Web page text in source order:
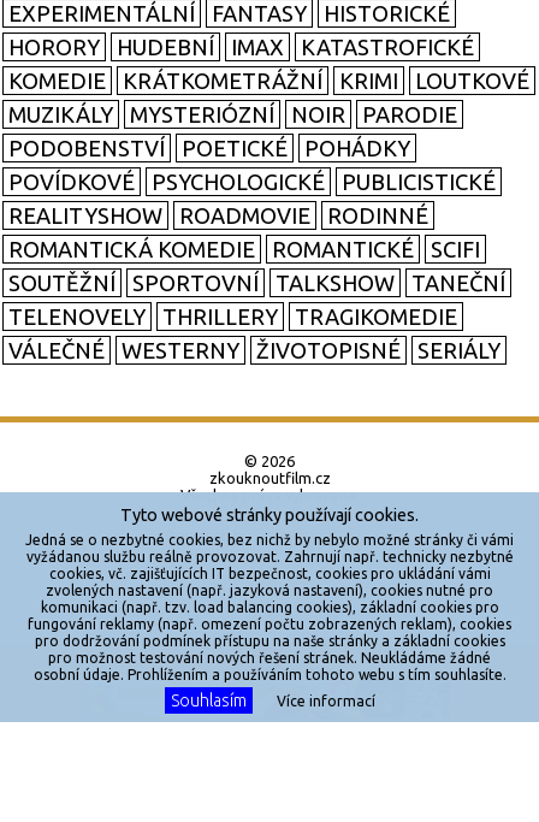
X
EXPERIMENTÁLNÍ
FANTASY
HISTORICKÉ
HORORY
HUDEBNÍ IMAX
KATASTROFICKÉ
KOMEDIE
KRÁTKOMETRÁŽNÍ KRIMI
LOUTKOVÉ
MUZIKÁLY
MYSTERIÓZNÍ NOIR
PARODIE
PODOBENSTVÍ
POETICKÉ
POHÁDKY
POVÍDKOVÉ
PSYCHOLOGICKÉ
PUBLICISTICKÉ
REALITYSHOW
ROADMOVIE
RODINNÉ
ROMANTICKÁ KOMEDIE
ROMANTICKÉ
SCIFI
SOUTĚŽNÍ
SPORTOVNÍ TALKSHOW
TANEČNÍ
TELENOVELY
THRILLERY
TRAGIKOMEDIE
VÁLEČNÉ
WESTERNY ŽIVOTOPISNÉ SERIÁLY
© 2026
zkouknoutfilm.cz
Všechna práva vyhrazena.
Powered by
Reklama
Sítě
Redakce
Jakékoliv užití obsahu je bez souhlasu provozovatele zakázáno.
Tyto webové stránky používají cookies.
Jedná se o nezbytné cookies, bez nichž by nebylo možné stránky či vámi
vyžádanou službu reálně provozovat. Zahrnují např. technicky nezbytné
cookies, vč. zajišťujících IT bezpečnost, cookies pro ukládání vámi
zvolených nastavení (např. jazyková nastavení), cookies nutné pro
komunikaci (např. tzv. load balancing cookies), základní cookies pro
fungování reklamy (např. omezení počtu zobrazených reklam), cookies
pro dodržování podmínek přístupu na naše stránky a základní cookies
pro možnost testování nových řešení stránek. Neukládáme žádné
osobní údaje. Prohlížením a používáním tohoto webu s tím souhlasíte.
Souhlasím Více informací